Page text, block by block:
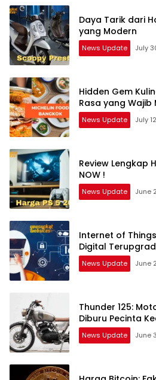
Daya Tarik dari
yang Modern
News Update July
Hidden Gem
Rasa yang Wajib
News Update July
Review Lengkap
NOW !
News Update June
Internet of
Digital
News Update June
Thunder 125:
Diburu Pecinta
News Update June